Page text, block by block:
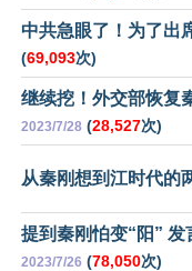
中共急眼了！为了出
(69,093次)
继续挖！外交部恢复
2023/7/28 (28,527次)
从秦刚想到江时代的
提到秦刚怕变“阳”
2023/7/26 (78,050次)